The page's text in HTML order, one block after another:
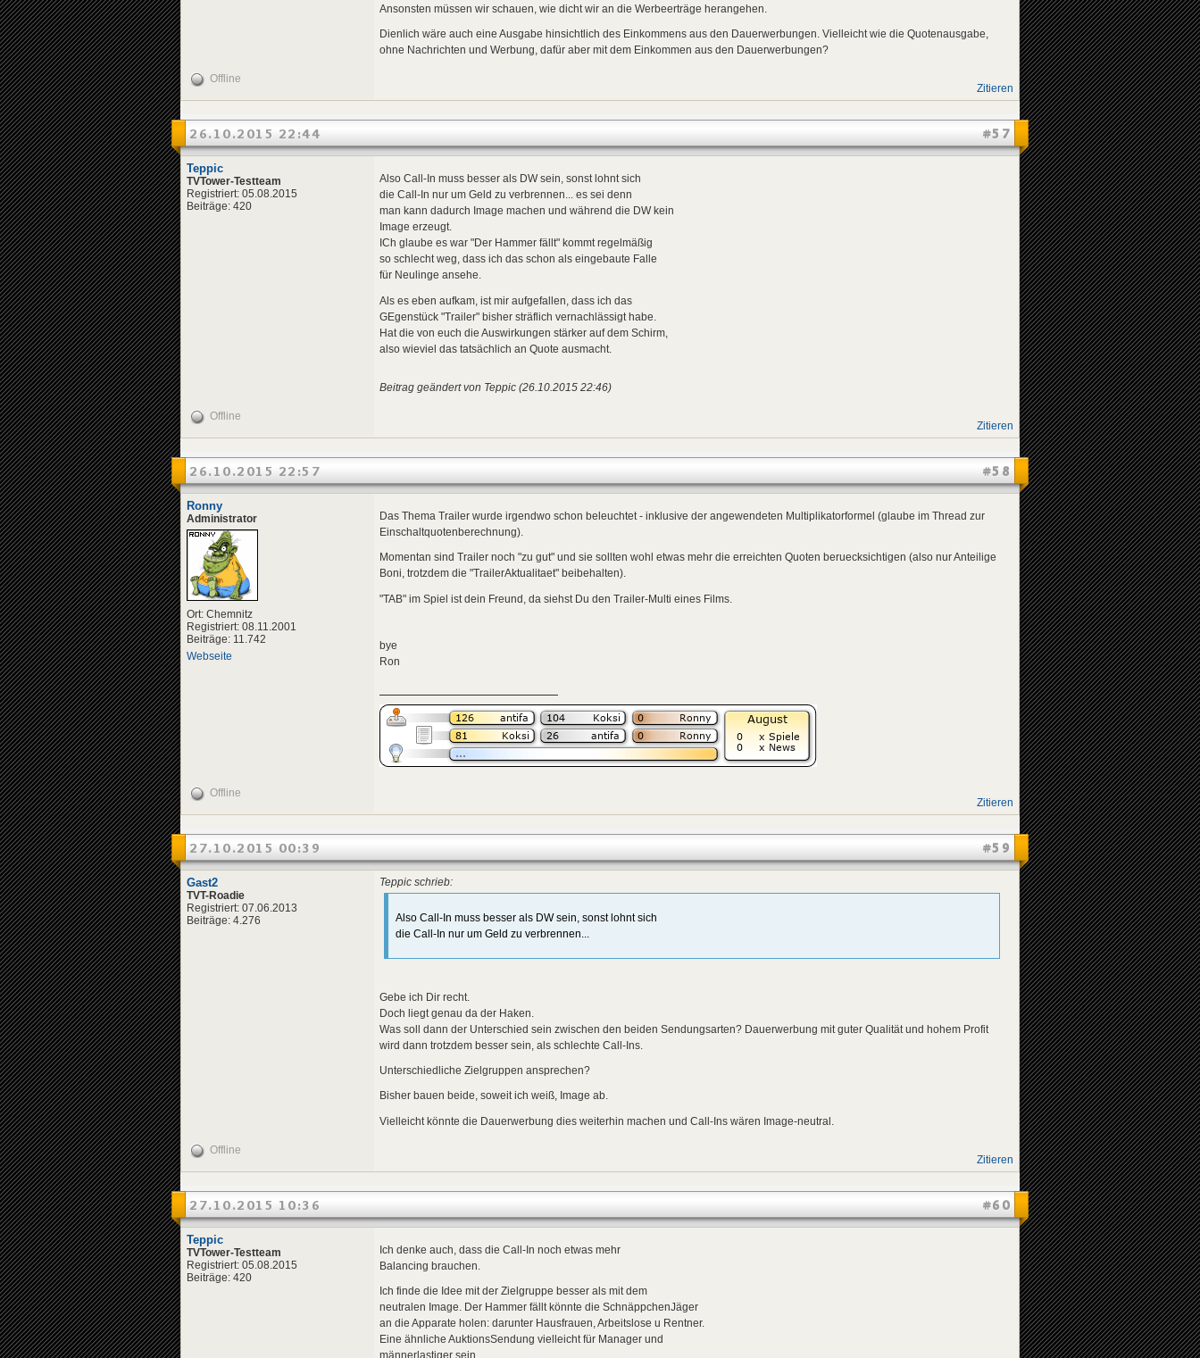
Ansonsten müssen wir schauen, wie dicht wir an die Werbeerträge herangehen.
Dienlich wäre auch eine Ausgabe hinsichtlich des Einkommens aus den Dauerwerbungen. Vielleicht wie die Quotenausgabe,
ohne Nachrichten und Werbung, dafür aber mit dem Einkommen aus den Dauerwerbungen?
Offline
Zitieren
#57
26.10.2015 22:44
Teppic
TVTower-Testteam
Registriert: 05.08.2015
Beiträge: 420
Also Call-In muss besser als DW sein, sonst lohnt sich
die Call-In nur um Geld zu verbrennen... es sei denn
man kann dadurch Image machen und während die DW kein
Image erzeugt.
ICh glaube es war "Der Hammer fällt" kommt regelmäßig
so schlecht weg, dass ich das schon als eingebaute Falle
für Neulinge ansehe.
Als es eben aufkam, ist mir aufgefallen, dass ich das
GEgenstück "Trailer" bisher sträflich vernachlässigt habe.
Hat die von euch die Auswirkungen stärker auf dem Schirm,
also wieviel das tatsächlich an Quote ausmacht.
Beitrag geändert von Teppic (26.10.2015 22:46)
Offline
Zitieren
#58
26.10.2015 22:57
Ronny
Administrator
Ort: Chemnitz
Registriert: 08.11.2001
Beiträge: 11.742
Webseite
Das Thema Trailer wurde irgendwo schon beleuchtet - inklusive der angewendeten Multiplikatorformel (glaube im Thread zur
Einschaltquotenberechnung).
Momentan sind Trailer noch "zu gut" und sie sollten wohl etwas mehr die erreichten Quoten beruecksichtigen (also nur Anteilige
Boni, trotzdem die "TrailerAktualitaet" beibehalten).
"TAB" im Spiel ist dein Freund, da siehst Du den Trailer-Multi eines Films.
bye
Ron
Offline
Zitieren
#59
27.10.2015 00:39
Gast2
TVT-Roadie
Registriert: 07.06.2013
Beiträge: 4.276
Teppic schrieb:
Also Call-In muss besser als DW sein, sonst lohnt sich
die Call-In nur um Geld zu verbrennen...
Gebe ich Dir recht.
Doch liegt genau da der Haken.
Was soll dann der Unterschied sein zwischen den beiden Sendungsarten? Dauerwerbung mit guter Qualität und hohem Profit
wird dann trotzdem besser sein, als schlechte Call-Ins.
Unterschiedliche Zielgruppen ansprechen?
Bisher bauen beide, soweit ich weiß, Image ab.
Vielleicht könnte die Dauerwerbung dies weiterhin machen und Call-Ins wären Image-neutral.
Offline
Zitieren
#60
27.10.2015 10:36
Teppic
TVTower-Testteam
Registriert: 05.08.2015
Beiträge: 420
Ich denke auch, dass die Call-In noch etwas mehr
Balancing brauchen.
Ich finde die Idee mit der Zielgruppe besser als mit dem
neutralen Image. Der Hammer fällt könnte die SchnäppchenJäger
an die Apparate holen: darunter Hausfrauen, Arbeitslose u Rentner.
Eine ähnliche AuktionsSendung vielleicht für Manager und
männerlastiger sein.